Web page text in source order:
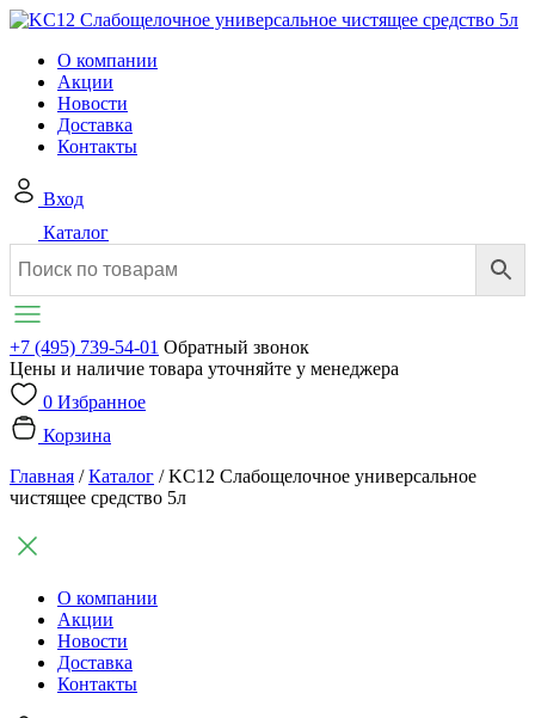
О компании
Акции
Новости
Доставка
Контакты
Вход
Каталог
+7 (495) 739-54-01 Обратный звонок
Цены и наличие товара уточняйте у менеджера
0 Избранное
Корзина
Главная /Каталог /KC12 Слабощелочное универсальное
чистящее средство 5л
О компании
Акции
Новости
Доставка
Контакты